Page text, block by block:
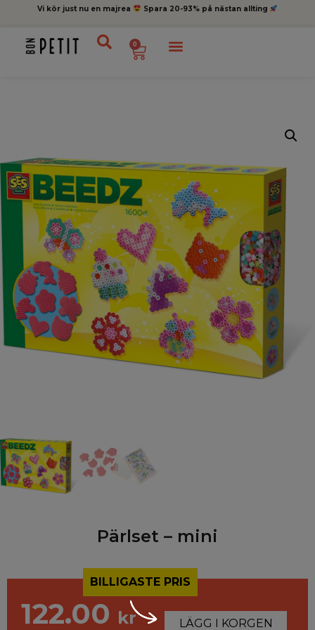
Vi kör just nu en majrea Spara 20-93% på nästan allting
0
Pärlset – mini
BILLIGASTE PRIS
122.00 kr LÄGG I KORGEN